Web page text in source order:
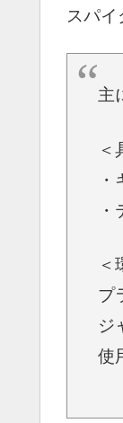
スパ
主
＜
＜
プ
ジ
使